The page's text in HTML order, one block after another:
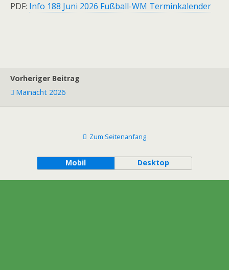
PDF: Info 188 Juni 2026 Fußball-WM Terminkalender
Vorheriger Beitrag
Mainacht 2026
Zum Seitenanfang
Mobil Desktop